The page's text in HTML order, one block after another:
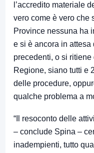
l’accredito materiale
vero come è vero che
Province nessuna ha
e si è ancora in
precedenti, o si
Regione, siano tutti e
delle procedure,
qualche problema a
“Il resoconto delle
– conclude Spina –
inadempienti, tutto